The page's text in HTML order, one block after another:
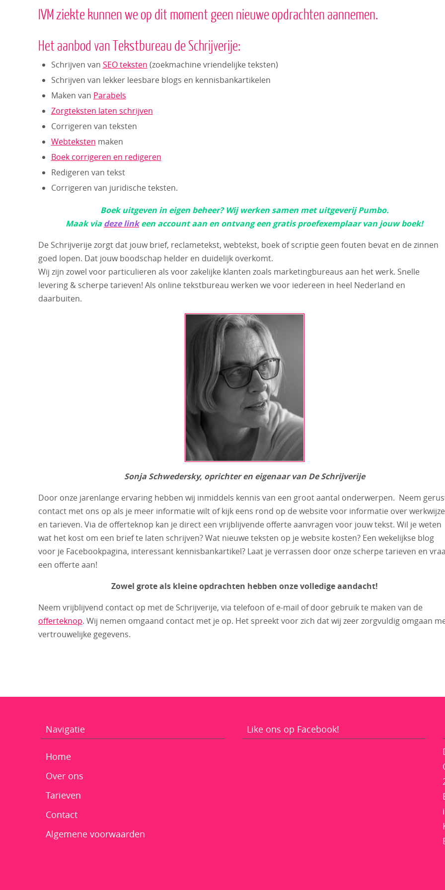
IVM ziekte kunnen we op dit moment geen nieuwe opdrachten aannemen.
Het aanbod van Tekstbureau de Schrijverije:
Schrijven van SEO teksten (zoekmachine vriendelijke teksten)
Schrijven van lekker leesbare blogs en kennisbankartikelen
Maken van Parabels
Zorgteksten laten schrijven
Corrigeren van teksten
Webteksten maken
Boek corrigeren en redigeren
Redigeren van tekst
Corrigeren van juridische teksten.
Boek uitgeven in eigen beheer? Wij werken samen met uitgeverij Pumbo.
Maak via deze linkeen account aan en ontvang een gratis proefexemplaar van jouw boek!
De Schrijverije zorgt dat jouw brief, reclametekst, webtekst, boek of scriptie geen fouten bevat en de zinnen
goed lopen. Dat jouw boodschap helder en duidelijk overkomt.
Wij zijn zowel voor particulieren als voor zakelijke klanten zoals marketingbureaus aan het werk. Snelle
levering & scherpe tarieven! Als online tekstbureau werken we voor iedereen in heel Nederland en
daarbuiten.
Sonja Schwedersky, oprichter en eigenaar van De Schrijverije
Door onze jarenlange ervaring hebben wij inmiddels kennis van een groot aantal onderwerpen. Neem
contact met ons op als je meer informatie wilt of kijk eens rond op de website voor informatie over werkwijze
en tarieven. Via de offerteknop kan je direct een vrijblijvende offerte aanvragen voor jouw tekst. Wil je weten
wat het kost om een brief te laten schrijven? Wat nieuwe teksten op je website kosten? Een wekelijkse blog
voor je Facebookpagina, interessant kennisbankartikel? Laat je verrassen door onze scherpe tarieven en
een offerte aan!
Zowel grote als kleine opdrachten hebben onze volledige aandacht!
Neem vrijblijvend contact op met de Schrijverije, via telefoon of e-mail of door gebruik te maken van de
offerteknop. Wij nemen omgaand contact met je op. Het spreekt voor zich dat wij zeer zorgvuldig omgaan
vertrouwelijke gegevens.
Navigatie
Home
Over ons
Tarieven
Contact
Algemene voorwaarden
Like ons op Facebook!